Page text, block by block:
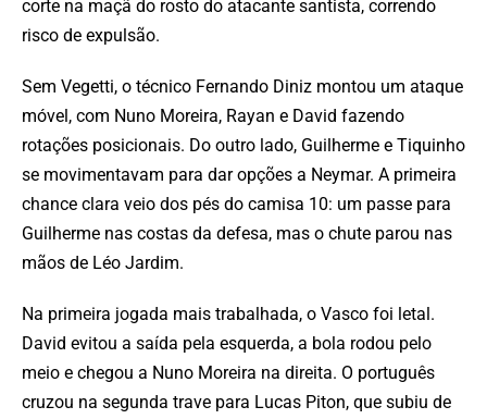
corte na maçã do rosto do atacante santista, correndo
risco de expulsão.
Sem Vegetti, o técnico Fernando Diniz montou um ataque
móvel, com Nuno Moreira, Rayan e David fazendo
rotações posicionais. Do outro lado, Guilherme e Tiquinho
se movimentavam para dar opções a Neymar. A primeira
chance clara veio dos pés do camisa 10: um passe para
Guilherme nas costas da defesa, mas o chute parou nas
mãos de Léo Jardim.
Na primeira jogada mais trabalhada, o Vasco foi letal.
David evitou a saída pela esquerda, a bola rodou pelo
meio e chegou a Nuno Moreira na direita. O português
cruzou na segunda trave para Lucas Piton, que subiu de